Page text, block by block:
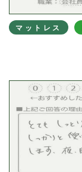
マットレス